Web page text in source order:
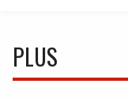
PLUS